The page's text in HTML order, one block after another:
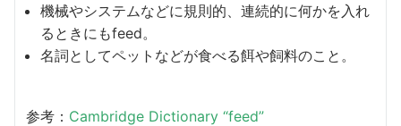
機械やシステムなどに規則的、連続的に何かを入れ
るときにもfeed。
名詞としてペットなどが食べる餌や飼料のこと。
参考： Cambridge Dictionary “feed”